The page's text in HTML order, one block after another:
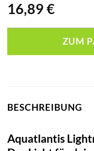
16,89 €
ZUM
BESCHREIBUNG
Aquatlantis